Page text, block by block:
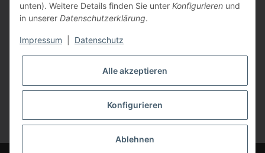
* Alle Preise inkl. gesetzlicher USt., zzgl.Versand
unten). Weitere Details finden Sie unter Konfigurieren und
in unserer Datenschutzerklärung.
Impressum Datenschutz
Alle akzeptieren
Konfigurieren
Ablehnen